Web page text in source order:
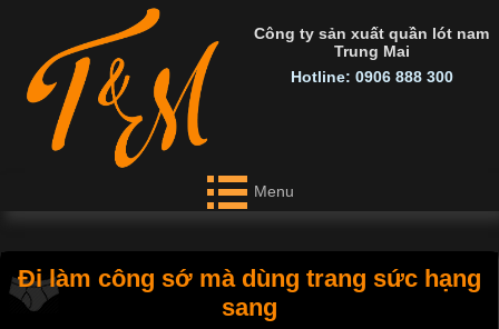
Công ty sản xuất quần lót nam
Trung Mai
Hotline: 0906 888 300
Menu
Đi làm công sớ mà dùng trang sức hạng
sang